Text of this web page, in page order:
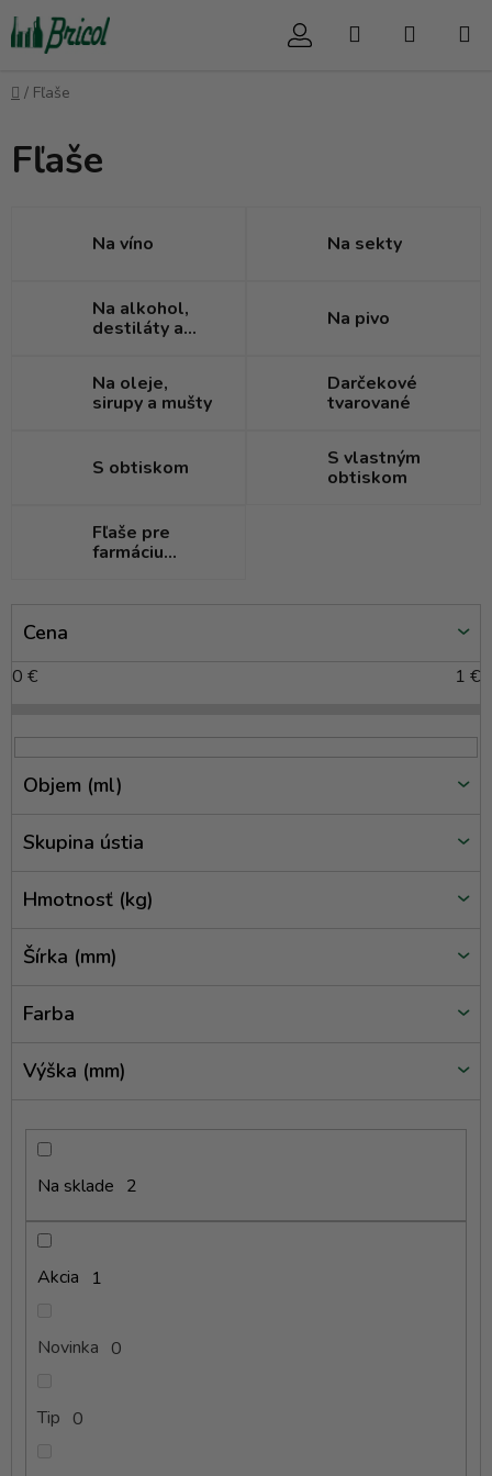
Prejsť
na
obsah
Hľadať
Domov
/ Fľaše
Fľaše
Na víno Na sekty
Na alkohol,
destiláty a
Na pivo
Na oleje,
sirupy a mušty
Darčekové
tvarované
S obtiskom
S vlastným
obtiskom
Fľaše pre
farmáciu
Cena
0 € 1 €
Na sklade 2
Akcia 1
Novinka 0
Tip 0
Objem (ml)
Skupina ústia
Hmotnosť (kg)
Šírka (mm)
Farba
Výška (mm)
V
p
s
p
d
o